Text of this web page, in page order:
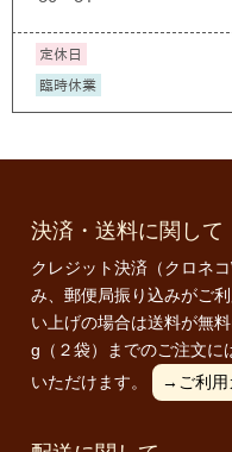
決済・送料に関して
クレジット決済（クロネ
み、郵便局振り込みがご
い上げの場合は送料が無
g（２袋）までのご注文に
いただけます。
→ご利用